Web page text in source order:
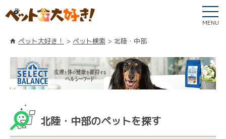
MENU
ペット大好き！ ペット検索 北陸・中部
北陸・中部のペットを探す